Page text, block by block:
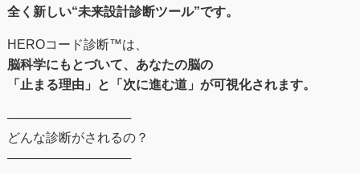
全く新しい“未来設計診断ツール”です。
HEROコード診断™︎は、
脳科学にもとづいて、あなたの脳の
「止まる理由」と「次に進む道」が可視化されます。
──────────────
どんな診断がされるの？
──────────────